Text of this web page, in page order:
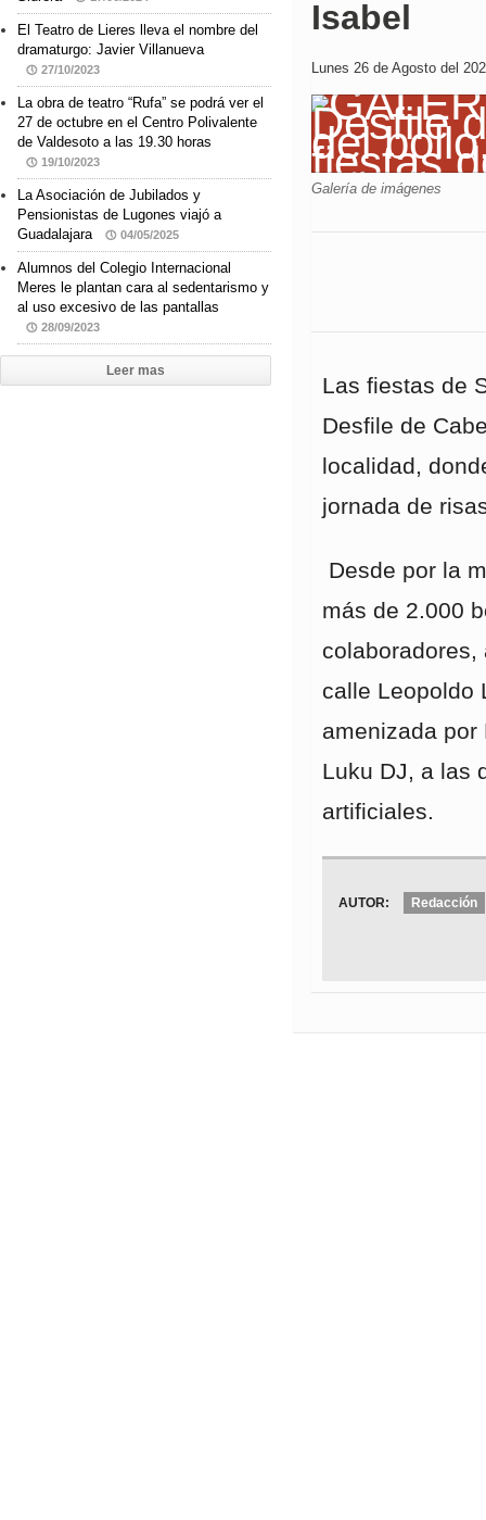
Isabel
Lunes 26 de Agosto del
Galería de imágenes
Las fiestas de
Desfile de
localidad,
jornada de
Desde por la
más de 2.000
calle Leopoldo
amenizada
Luku DJ, a las
artificiales.
AUTOR: Redacción
El Teatro de Lieres lleva el nombre del
dramaturgo: Javier Villanueva
27/10/2023
La obra de teatro “Rufa” se podrá ver el
27 de octubre en el Centro Polivalente
de Valdesoto a las 19.30 horas
19/10/2023
La Asociación de Jubilados y
Pensionistas de Lugones viajó a
Guadalajara
04/05/2025
Alumnos del Colegio Internacional
Meres le plantan cara al sedentarismo y
al uso excesivo de las pantallas
28/09/2023
Leer mas